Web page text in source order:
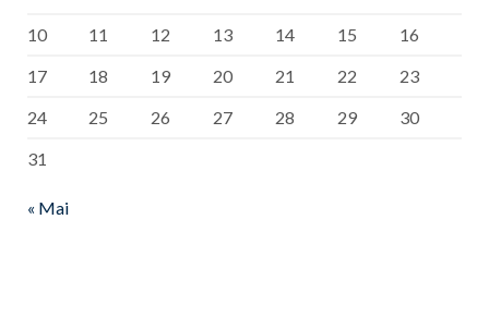
10
11 12 13 14 15
16
17
18 19 20 21 22
23
24
25 26 27 28 29
30
31
« Mai